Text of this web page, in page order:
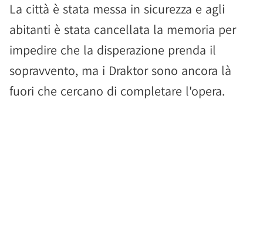
La città è stata messa in sicurezza e agli
abitanti è stata cancellata la memoria per
impedire che la disperazione prenda il
sopravvento, ma i Draktor sono ancora là
fuori che cercano di completare l'opera.